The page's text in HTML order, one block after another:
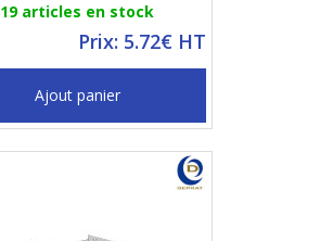
19 articles en stock
Prix: 5.72€ HT
Ajout panier